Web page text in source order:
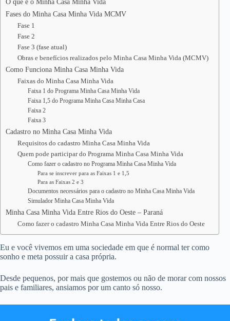
Fases do Minha Casa Minha Vida MCMV
Fase 1
Fase 2
Fase 3 (fase atual)
Obras e benefícios realizados pelo Minha Casa Minha Vida (MCMV)
Como Funciona Minha Casa Minha Vida
Faixas do Minha Casa Minha Vida
Faixa 1 do Programa Minha Casa Minha Vida
Faixa 1,5 do Programa Minha Casa Minha Casa
Faixa 2
Faixa 3
Cadastro no Minha Casa Minha Vida
Requisitos do cadastro Minha Casa Minha Vida
Quem pode participar do Programa Minha Casa Minha Vida
Como fazer o cadastro no Programa Minha Casa Minha Vida
Para se inscrever para as Faixas 1 e 1,5
Para as Faixas 2 e 3
Documentos necessários para o cadastro no Minha Casa Minha Vida
Simulador Minha Casa Minha Vida
Minha Casa Minha Vida Entre Rios do Oeste – Paraná
Como fazer o cadastro Minha Casa Minha Vida Entre Rios do Oeste
Eu e você vivemos em uma sociedade em que é normal ter como
sonho e meta possuir a casa própria.
Desde pequenos, por mais que gostemos ou não de morar com nossos
pais e familiares, ansiamos por um canto só nosso.